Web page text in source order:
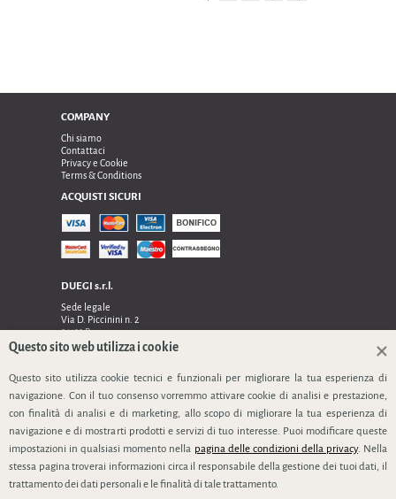
COMPANY
Chi siamo
Contattaci
Privacy e Cookie
Terms & Conditions
ACQUISTI SICURI
DUEGI s.r.l.
Sede legale
Via D. Piccinini n. 2
24122 Bergamo
Sede operativa e amministrativa:
24048 Treviolo (Bg)
TEL 0354128024, FAX 0354129132
P.IVA 03535240166
SEGUICI
info@duegi-bg.it
Questo sito web utilizza i cookie
Questo sito utilizza cookie tecnici e funzionali per migliorare la tua esperienza di
navigazione. Con il tuo consenso vorremmo attivare cookie di analisi e prestazione,
con finalità di analisi e di marketing, allo scopo di migliorare la tua esperienza di
navigazione e di mostrarti prodotti e servizi di tuo interesse. Puoi modificare queste
impostazioni in qualsiasi momento nella pagina delle condizioni della privacy. Nella
stessa pagina troverai informazioni circa il responsabile della gestione dei tuoi dati, il
trattamento dei dati personali e le finalità di tale trattamento.